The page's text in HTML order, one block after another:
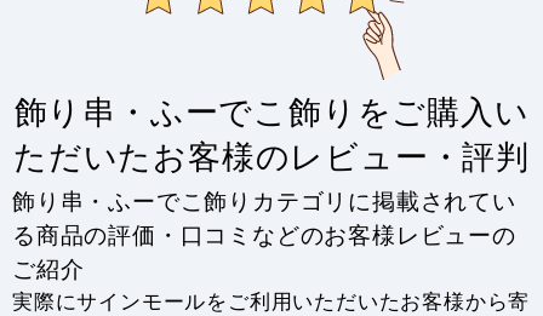
飾り串・ふーでこ飾りをご購入い
ただいたお客様のレビュー・評判
飾り串・ふーでこ飾りカテゴリに掲載されてい
る商品の評価・口コミなどのお客様レビューの
ご紹介
実際にサインモールをご利用いただいたお客様から寄